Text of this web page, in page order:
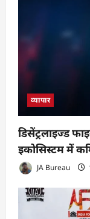
व्यापार
डिसेंट्रलाइज्ड
इकोसिस्टम में
JA Bureau